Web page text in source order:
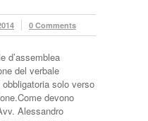
0 Comments
d’assemblea
del verbale
solo verso
devono
Alessandro